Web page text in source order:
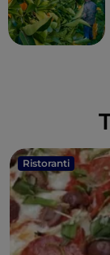
Ristoranti